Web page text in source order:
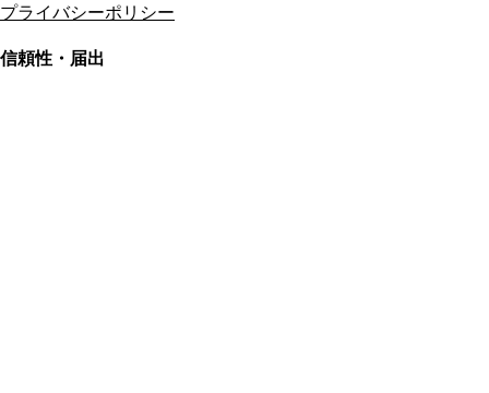
プライバシーポリシー
信頼性・届出